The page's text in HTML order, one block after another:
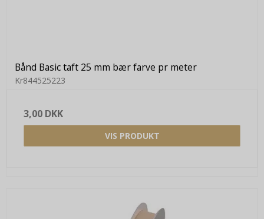
Bånd Basic taft 25 mm bær farve pr meter
Kr844525223
3,00 DKK
VIS PRODUKT